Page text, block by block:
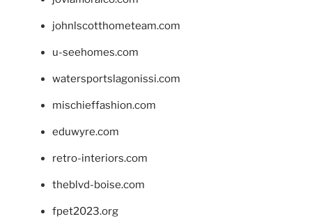
johnlscotthometeam.com
u-seehomes.com
watersportslagonissi.com
mischieffashion.com
eduwyre.com
retro-interiors.com
theblvd-boise.com
fpet2023.org